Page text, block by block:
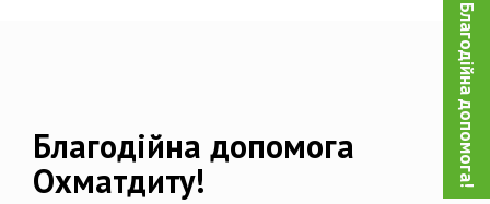
Благодійна допомога!
Благодійна допомога
Охматдиту!